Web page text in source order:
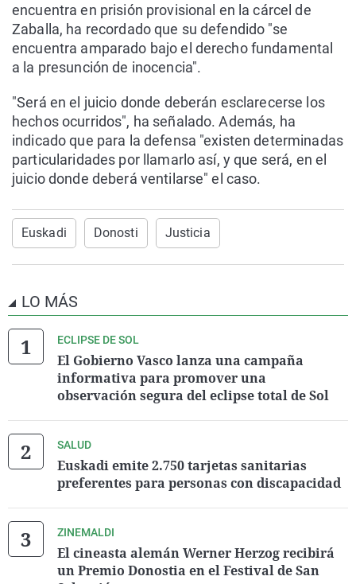
encuentra en prisión provisional en la cárcel de
Zaballa, ha recordado que su defendido "se
encuentra amparado bajo el derecho fundamental
a la presunción de inocencia".
"Será en el juicio donde deberán esclarecerse los
hechos ocurridos", ha señalado. Además, ha
indicado que para la defensa "existen determinadas
particularidades por llamarlo así, y que será, en el
juicio donde deberá ventilarse" el caso.
Euskadi Donosti Justicia
LO MÁS
ECLIPSE DE SOL
El Gobierno Vasco lanza una campaña
informativa para promover una
observación segura del eclipse total de Sol
SALUD
Euskadi emite 2.750 tarjetas sanitarias
preferentes para personas con discapacidad
ZINEMALDI
El cineasta alemán Werner Herzog recibirá
un Premio Donostia en el Festival de San